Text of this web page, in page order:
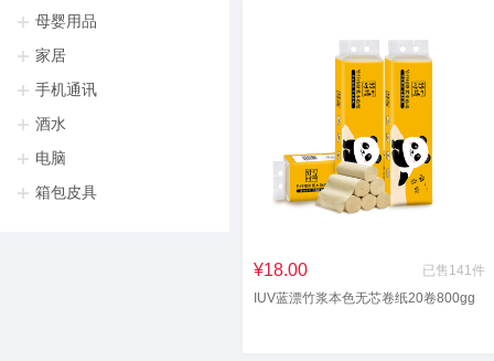
母婴用品
家居
手机通讯
酒水
电脑
箱包皮具
¥18.00
已售141件
IUV蓝漂竹浆本色无芯卷纸20卷800gg